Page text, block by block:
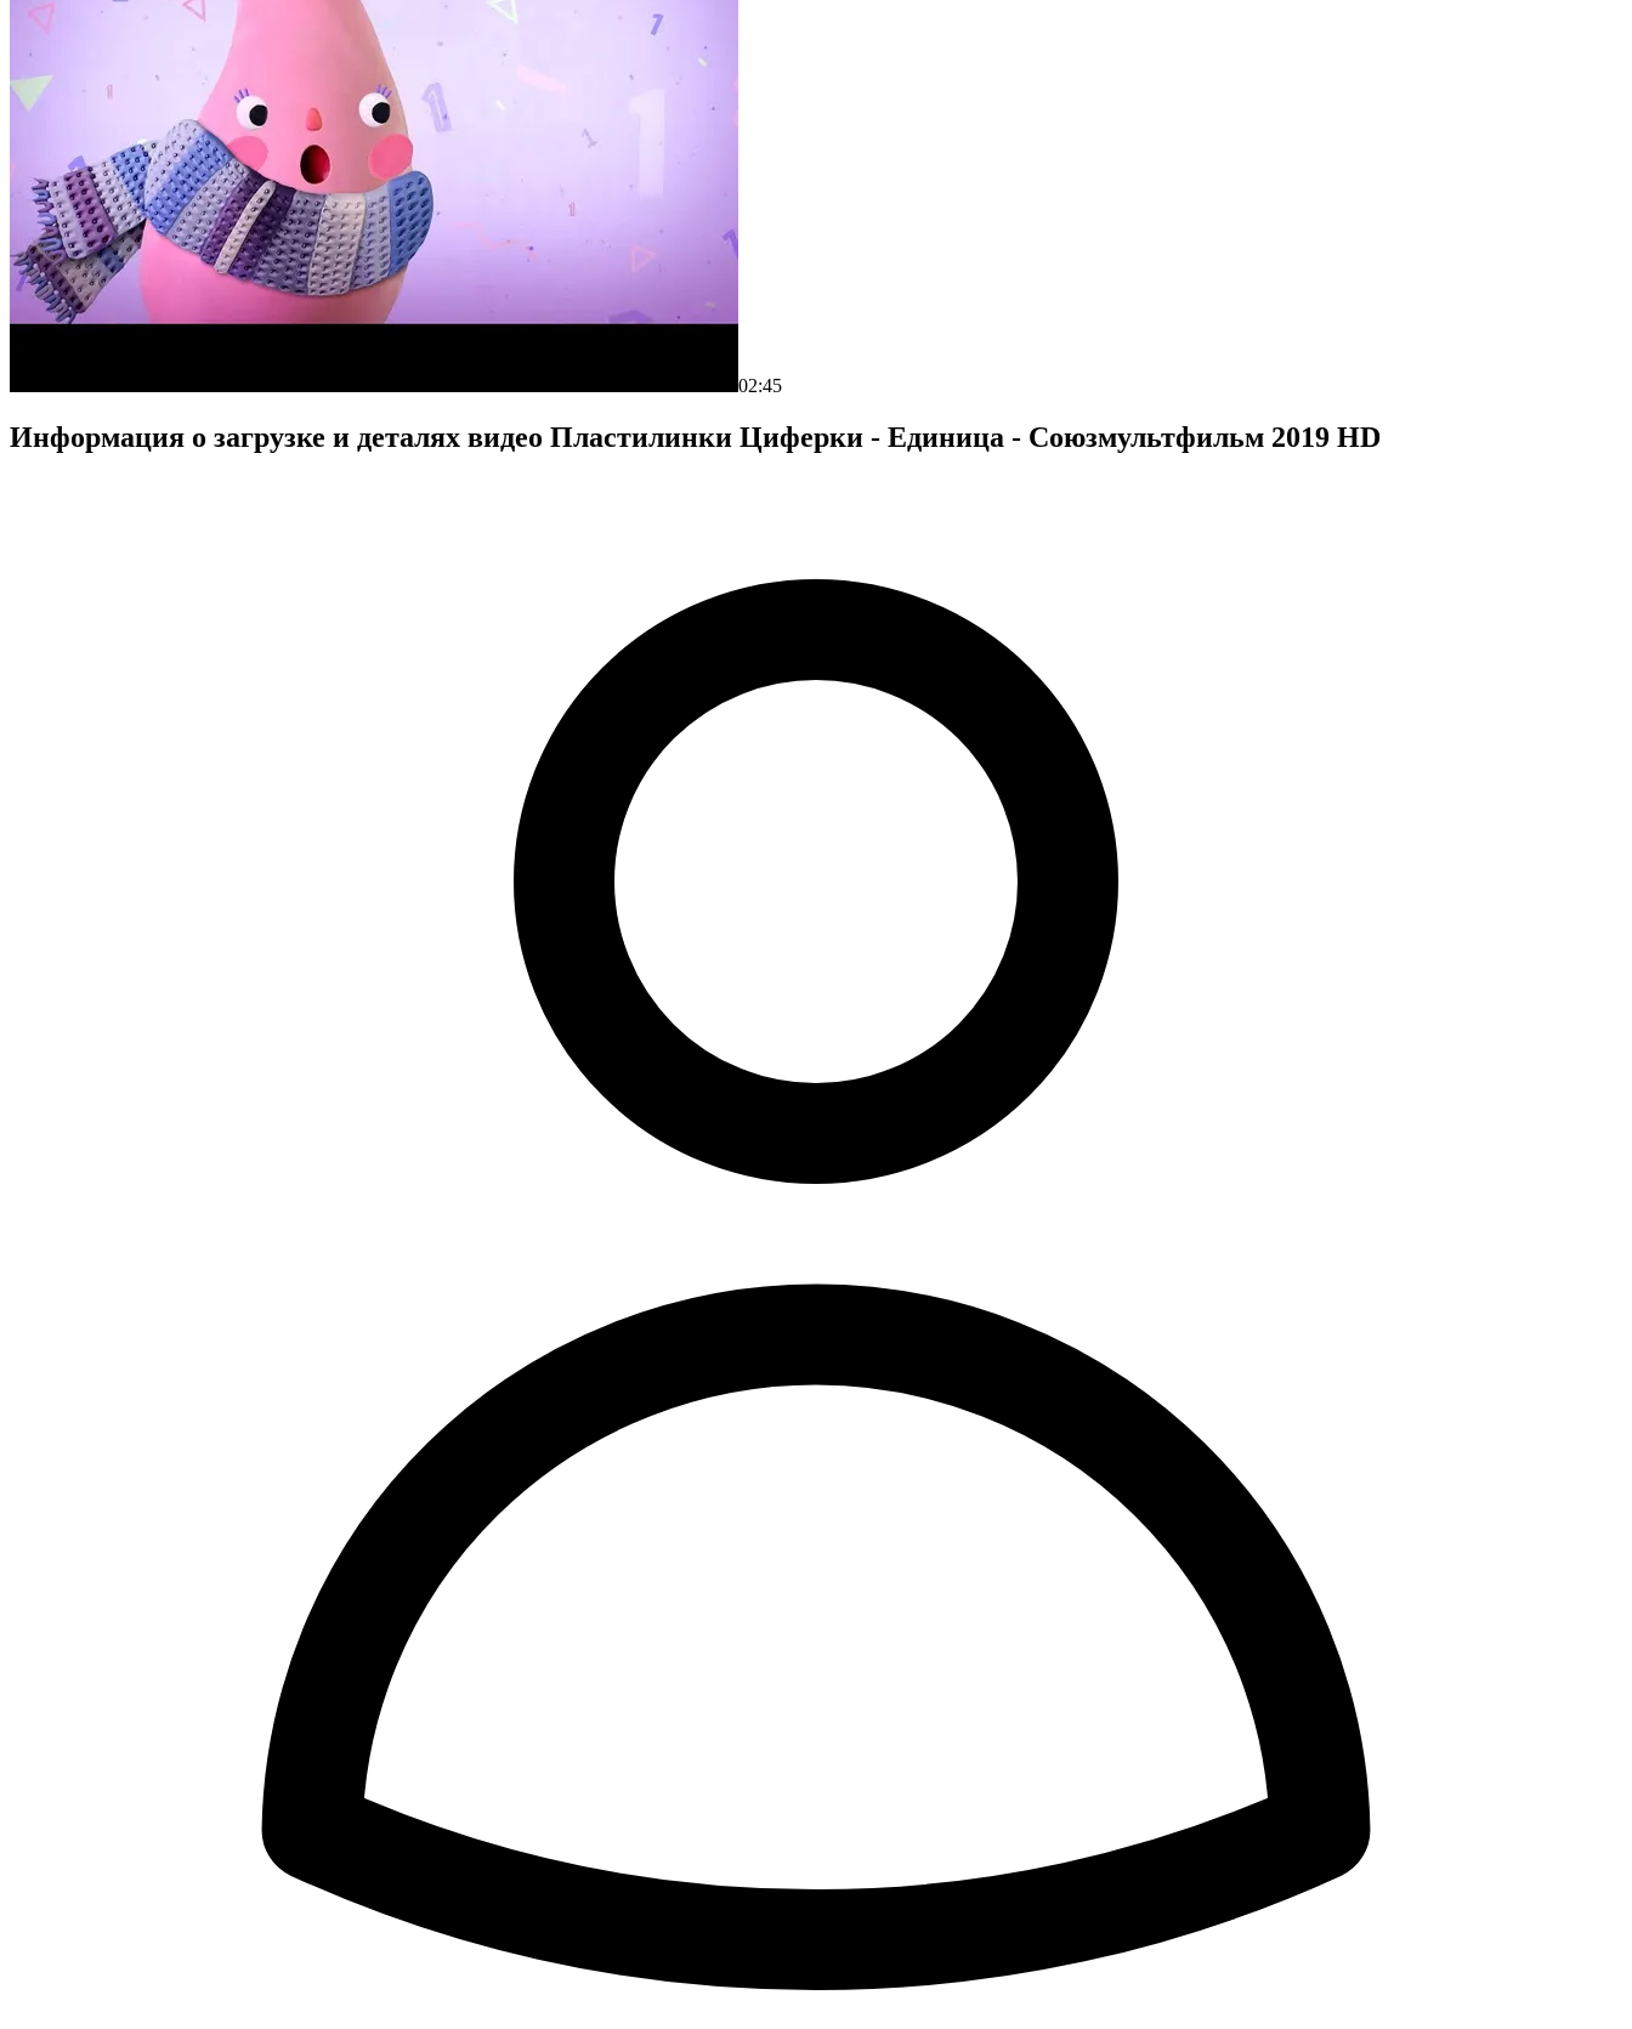
02:45
Информация о загрузке и деталях видео Пластилинки Циферки - Единица - Союзмультфильм 2019 HD